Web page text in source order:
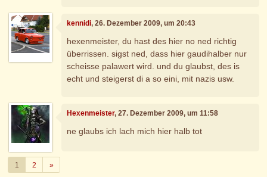
kennidi, 26. Dezember 2009, um 20:43
hexenmeister, du hast des hier no ned richtig
überrissen. sigst ned, dass hier gaudihalber nur
scheisse palawert wird. und du glaubst, des is
echt und steigerst di a so eini, mit nazis usw.
Hexenmeister, 27. Dezember 2009, um 11:58
ne glaubs ich lach mich hier halb tot
1 2 »Weiter